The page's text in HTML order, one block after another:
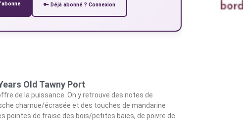
🔑 Déjà abonné ? Connexion
Old Tawny Port
de la puissance. On y retrouve des notes de
charnue/écrasée et des touches de mandarine
pointes de fraise des bois/petites baies, de poivre de